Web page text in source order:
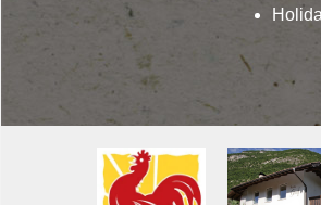
Lindenhof